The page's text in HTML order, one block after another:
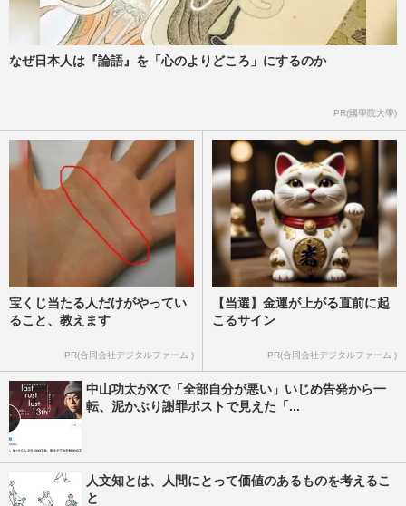
なぜ日本人は『論語』を「心のよりどころ」にするのか
PR(國學院大學)
宝くじ当たる人だけがやってい
ること、教えます
PR(合同会社デジタルファーム )
【当選】金運が上がる直前に起
こるサイン
PR(合同会社デジタルファーム )
中山功太がXで「全部自分が悪い」いじめ告発から一
転、泥かぶり謝罪ポストで見えた「...
人文知とは、人間にとって価値のあるものを考えるこ
と